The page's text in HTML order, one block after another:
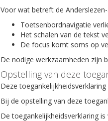
Voor wat betreft de
Toetsenbordnavigatie
Het schalen van de tekst
De focus komt soms op
De nodige werkzaamheden zijn
Opstelling van deze
Deze
Bij de opstelling van deze
De toegankelijkheidsverklaring